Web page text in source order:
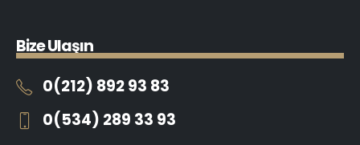
BizeUlaşın
0(212) 892 93 83
0(534) 289 33 93